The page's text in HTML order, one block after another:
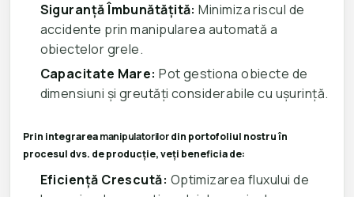
Siguranță Îmbunătățită: Minimiza riscul de
accidente prin manipularea automată a
obiectelor grele.
Capacitate Mare: Pot gestiona obiecte de
dimensiuni și greutăți considerabile cu ușurință.
Prin integrareamanipulatorilordin portofoliul nostru în
procesul dvs. de producție, veți beneficia de:
Eficiență Crescută: Optimizarea fluxului de